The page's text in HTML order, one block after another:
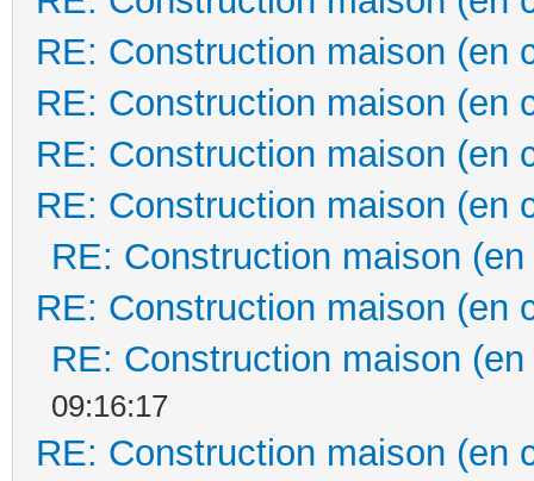
RE: Construction maison (en
RE: Construction maison (en
RE: Construction maison (en
RE: Construction maison (en
RE: Construction maison
RE: Construction maison (en
RE: Construction maison
09:16:17
RE: Construction maison (en